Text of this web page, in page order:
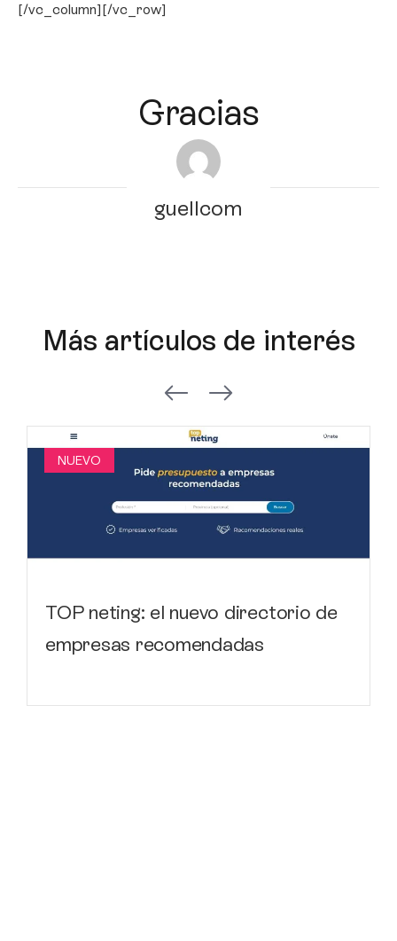
[/vc_column][/vc_row]
Gracias
guellcom
Más artículos de interés
NUEVO
TOP neting: el nuevo directorio de
empresas recomendadas